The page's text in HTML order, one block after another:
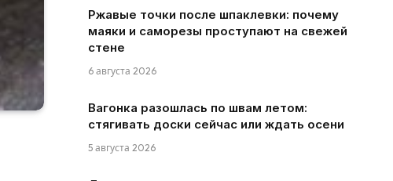
Ржавые точки после шпаклевки: почему
маяки и саморезы проступают на свежей
стене
6 августа 2026
Вагонка разошлась по швам летом:
стягивать доски сейчас или ждать осени
5 августа 2026